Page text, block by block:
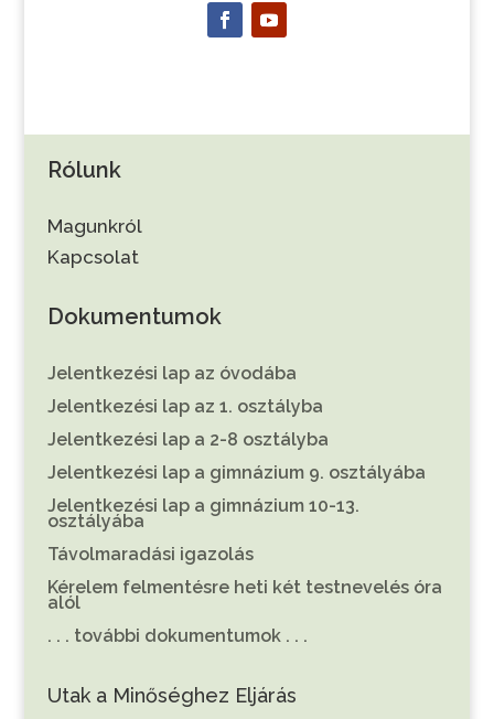
Rólunk
Magunkról
Kapcsolat
Dokumentumok
Jelentkezési lap az óvodába
Jelentkezési lap az 1. osztályba
Jelentkezési lap a 2-8 osztályba
Jelentkezési lap a gimnázium 9. osztályába
Jelentkezési lap a gimnázium 10-13.
osztályába
Távolmaradási igazolás
Kérelem felmentésre heti két testnevelés óra
alól
. . . további dokumentumok . . .
Utak a Minőséghez Eljárás